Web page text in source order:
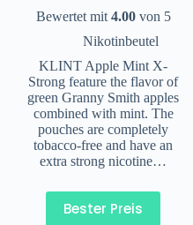
Bewertet mit 4.00von 5
Nikotinbeutel
KLINT Apple Mint X-
Strong feature the flavor of
green Granny Smith apples
combined with mint. The
pouches are completely
tobacco-free and have an
extra strong nicotine…
Bester Preis